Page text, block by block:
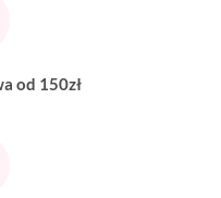
od 150zł